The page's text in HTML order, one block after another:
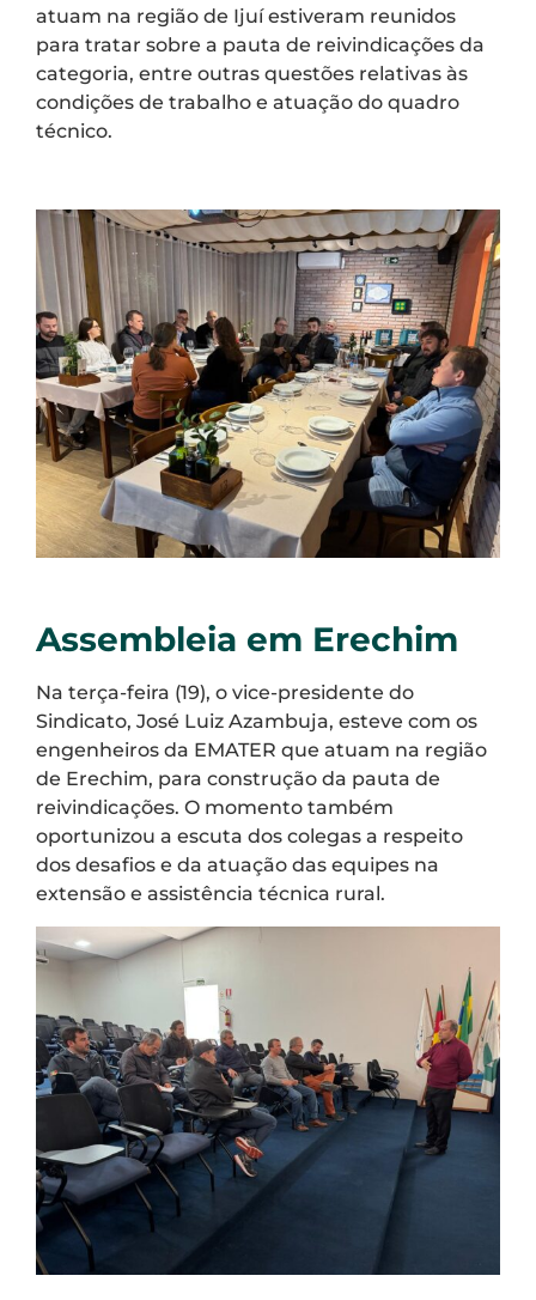
atuam na região de Ijuí estiveram reunidos
para tratar sobre a pauta de reivindicações da
categoria, entre outras questões relativas às
condições de trabalho e atuação do quadro
técnico.
Assembleia em Erechim
Na terça-feira (19), o vice-presidente do
Sindicato, José Luiz Azambuja, esteve com os
engenheiros da EMATER que atuam na região
de Erechim, para construção da pauta de
reivindicações. O momento também
oportunizou a escuta dos colegas a respeito
dos desafios e da atuação das equipes na
extensão e assistência técnica rural.